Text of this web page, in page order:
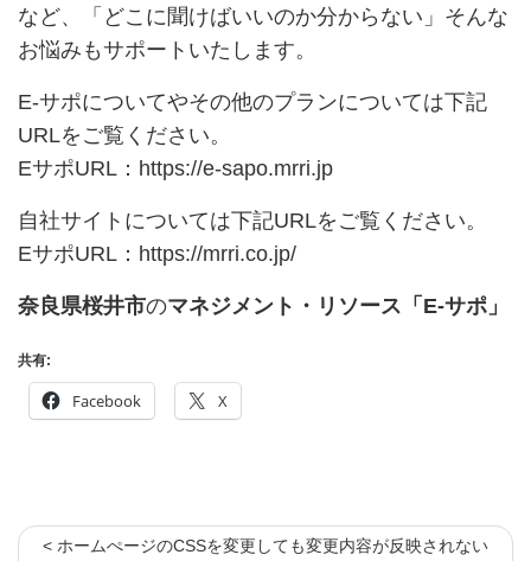
など、「どこに聞けばいいのか分からない」そんな
お悩みもサポートいたします。
E-サポについてやその他のプランについては下記
URLをご覧ください。
EサポURL： https://e-sapo.mrri.jp
自社サイトについては下記URLをご覧ください。
EサポURL： https://mrri.co.jp/
奈良県桜井市のマネジメント・リソース「E-サポ」
共有:
Facebook X
< ホームぺージのCSSを変更しても変更内容が反映されない